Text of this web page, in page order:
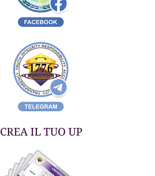
CREA IL TUO UP